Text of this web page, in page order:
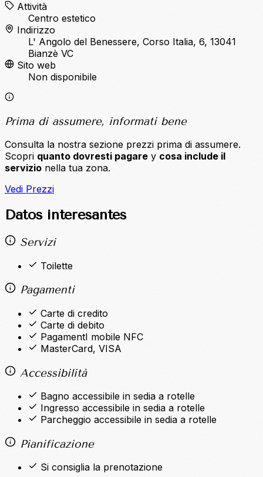
Attività
Centro estetico
Indirizzo
L' Angolo del Benessere, Corso Italia, 6, 13041
Bianzè VC
Sito web
Non disponibile
Prima di assumere, informati bene
Consulta la nostra sezione prezzi prima di assumere.
Scopri quanto dovresti pagare y cosa include il
servizio nella tua zona.
Vedi Prezzi
Datos interesantes
Servizi
Toilette
Pagamenti
Carte di credito
Carte di debito
PagamentI mobile NFC
MasterCard, VISA
Accessibilità
Bagno accessibile in sedia a rotelle
Ingresso accessibile in sedia a rotelle
Parcheggio accessibile in sedia a rotelle
Pianificazione
Si consiglia la prenotazione